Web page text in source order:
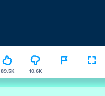
89.5K 10.6K